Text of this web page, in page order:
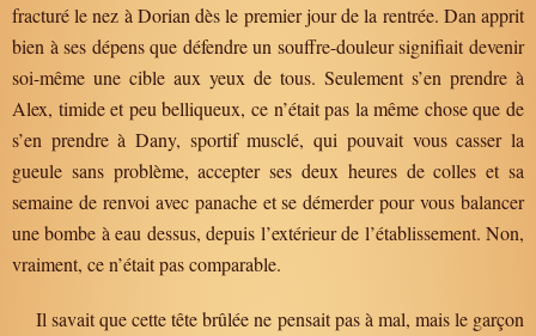
fracturé le nez à Dorian dès le premier jour de la rentrée. Dan apprit
bien à ses dépens que défendre un souffre-douleur signifiait devenir
soi-même une cible aux yeux de tous. Seulement s’en prendre à
Alex, timide et peu belliqueux, ce n’était pas la même chose que de
s’en prendre à Dany, sportif musclé, qui pouvait vous casser la
gueule sans problème, accepter ses deux heures de colles et sa
semaine de renvoi avec panache et se démerder pour vous balancer
une bombe à eau dessus, depuis l’extérieur de l’établissement. Non,
vraiment, ce n’était pas comparable.
Il savait que cette tête brûlée ne pensait pas à mal, mais le garçon